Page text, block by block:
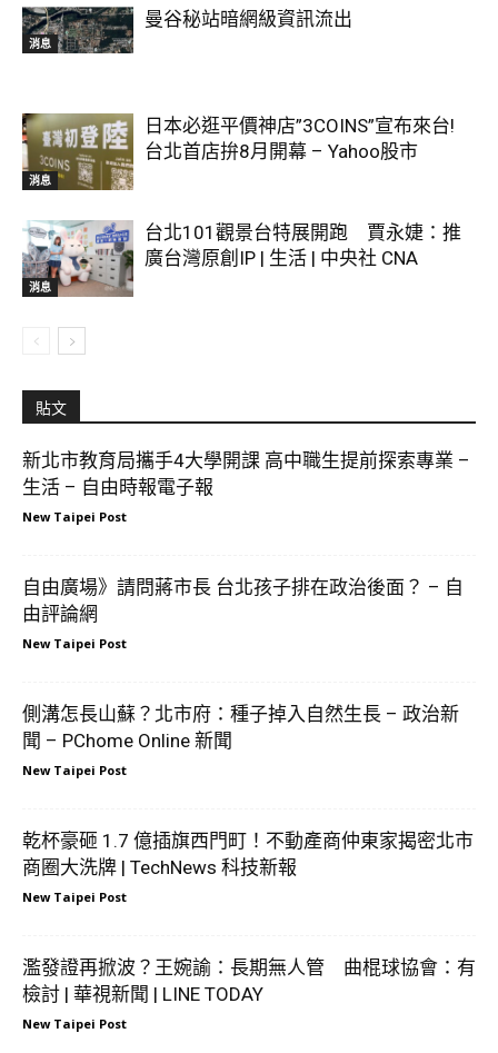
消息
曼谷秘站暗網級資訊流出
消息
日本必逛平價神店”3COINS”宣布來台!
台北首店拚8月開幕 – Yahoo股市
消息
台北101觀景台特展開跑 賈永婕：推
廣台灣原創IP | 生活 | 中央社 CNA
貼文
新北市教育局攜手4大學開課 高中職生提前探索專業 –
生活 – 自由時報電子報
New Taipei Post
自由廣場》請問蔣市長 台北孩子排在政治後面？ – 自
由評論網
New Taipei Post
側溝怎長山蘇？北市府：種子掉入自然生長 – 政治新
聞 – PChome Online 新聞
New Taipei Post
乾杯豪砸 1.7 億插旗西門町！不動產商仲東家揭密北市
商圈大洗牌 | TechNews 科技新報
New Taipei Post
濫發證再掀波？王婉諭：長期無人管 曲棍球協會：有
檢討 | 華視新聞 | LINE TODAY
New Taipei Post